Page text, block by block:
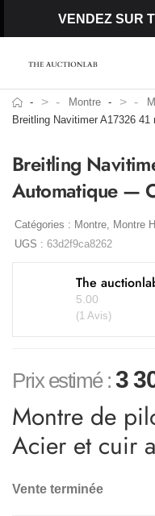
VENDEZ SUR
> Montre >
Breitling Navitimer A17326
Breitling
Automatique —
Catégories : Montre, Montre
UGS : 63d2f9ca8262
The
5.00
(1 Avis)
Prix estimé : 3
Montre de
Acier et cuir
Vente terminée